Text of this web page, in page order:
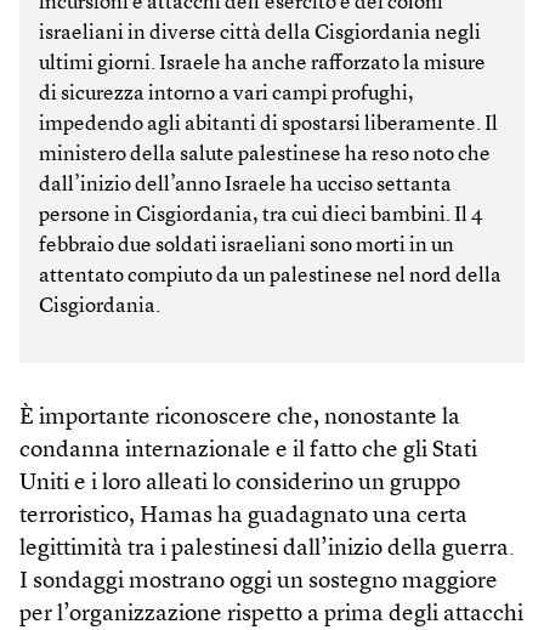
israeliani in diverse città della Cisgiordania negli
ultimi giorni. Israele ha anche rafforzato la misure
di sicurezza intorno a vari campi profughi,
impedendo agli abitanti di spostarsi liberamente. Il
ministero della salute palestinese ha reso noto che
dall’inizio dell’anno Israele ha ucciso settanta
persone in Cisgiordania, tra cui dieci bambini. Il 4
febbraio due soldati israeliani sono morti in un
attentato compiuto da un palestinese nel nord della
Cisgiordania.
È importante riconoscere che, nonostante la
condanna internazionale e il fatto che gli Stati
Uniti e i loro alleati lo considerino un gruppo
terroristico, Hamas ha guadagnato una certa
legittimità tra i palestinesi dall’inizio della guerra.
I sondaggi mostrano oggi un sostegno maggiore
per l’organizzazione rispetto a prima degli attacchi